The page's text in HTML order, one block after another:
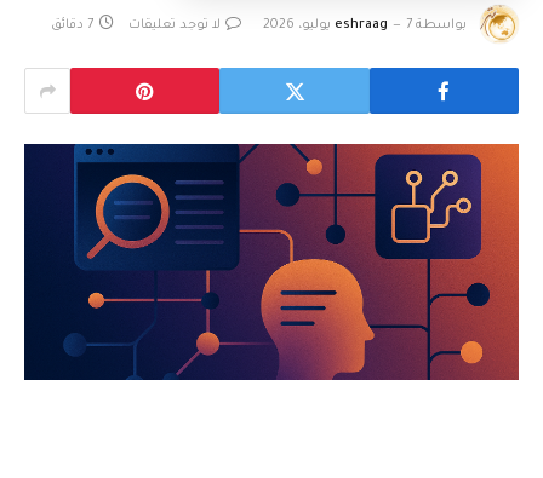
بواسطة eshraag 7 يوليو، 2026 لا توجد تعليقات 7 دقائق